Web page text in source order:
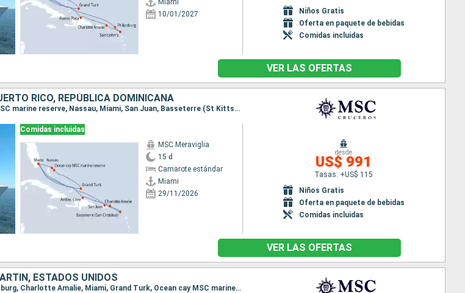
Miami
10/01/2027
Niños Gratis
Oferta en paquete de bebidas
Comidas incluidas
VER LAS OFERTAS
RICO, REPÚBLICA DOMINICANA
Itinerario : Miami, Grand Turk, Ocean cay MSC marine reserve, Nassau, Miami, San Juan, Basseterre (St Kitts), Charlotte Amalie, Amber Cove, Miami
Comidas incluidas
MSC Meraviglia
15 d
Camarote estándar
Miami
29/11/2026
desde
US$ 991
Tasas: +US$ 115
Niños Gratis
Oferta en paquete de bebidas
Comidas incluidas
VER LAS OFERTAS
ESTADOS UNIDOS
Itinerario : Miami, Nassau, San Juan, Philipsburg, Charlotte Amalie, Miami, Grand Turk, Ocean cay MSC marine reserve, Nassau, Miami